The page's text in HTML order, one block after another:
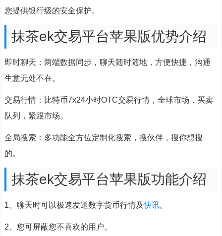
您提供银行级的安全保护。
抹茶ek交易平台苹果版优势介绍
即时聊天：两端数据同步，聊天随时随地，方便快捷，沟通
生意无处不在。
交易行情：比特币7x24小时OTC交易行情，全球市场，买卖
队列，紧跟市场。
全局搜索：多功能全方位定制化搜索，搜伙伴，搜你想搜
的。
抹茶ek交易平台苹果版功能介绍
1、聊天时可以极速发送数字货币行情及快讯。
2、您可屏蔽您不喜欢的用户。